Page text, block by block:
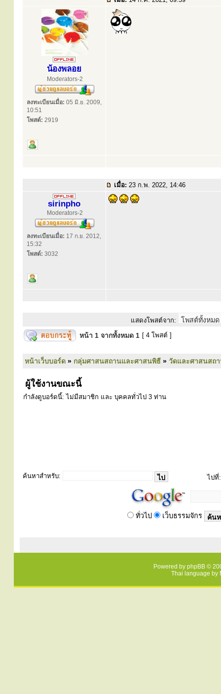
น้องพลอย
Moderators-2
ลงทะเบียนเมื่อ: 05 มิ.ย. 2009,
10:51
โพสต์: 2919
เมื่อ: 23 ก.พ. 2022, 14:46
sirinpho
Moderators-2
ลงทะเบียนเมื่อ: 17 ก.ย. 2012,
15:32
โพสต์: 3032
แสดงโพสต์จาก:
หน้า 1 จากทั้งหมด 1 [ 4 โพสต์ ]
หน้าเว็บบอร์ด » กลุ่มศาสนสถานและศาสนพิธี » วัดและศาสนสถ
ผู้ใช้งานขณะนี้
กำลังดูบอร์ดนี้: ไม่มีสมาชิก และ บุคคลทั่วไป 3 ท่าน
ค้นหาสำหรับ: ไปที่:
ทั่วไป เว็บธรรมจักร
Powered by phpBB ©
Thai language by